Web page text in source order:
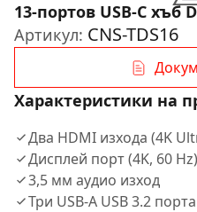
13-портов USB-C хъб
Артикул: CNS-TDS16
Характеристики на
Два HDMI изхода (4K
Дисплей порт (4K, 60 Hz)
3,5 мм аудио изход
Три USB-A USB 3.2